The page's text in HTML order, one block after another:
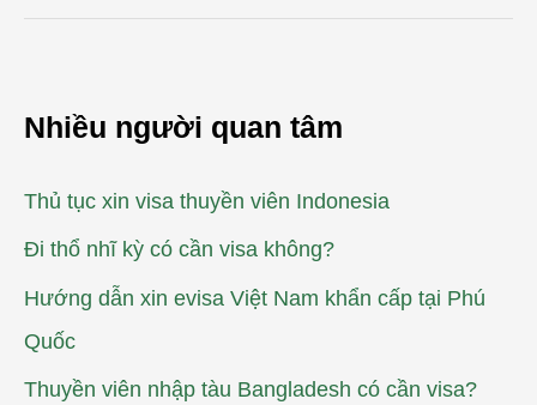
Nhiều người quan tâm
Thủ tục xin visa thuyền viên Indonesia
Đi thổ nhĩ kỳ có cần visa không?
Hướng dẫn xin evisa Việt Nam khẩn cấp tại Phú
Quốc
Thuyền viên nhập tàu Bangladesh có cần visa?